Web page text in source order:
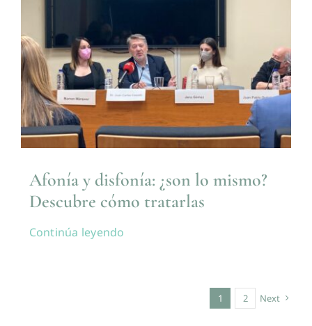
Afonía y disfonía: ¿son lo mismo?
Descubre cómo tratarlas
Continúa leyendo
1 2 Next